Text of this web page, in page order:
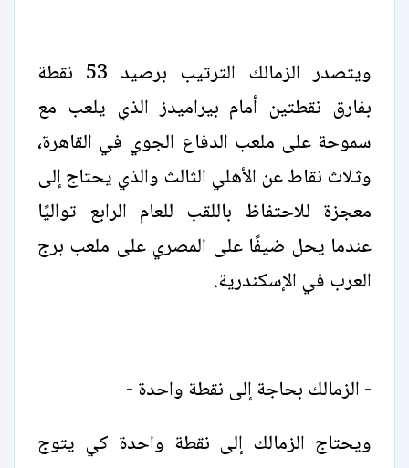
ويتصدر الزمالك الترتيب برصيد 53 نقطة
بفارق نقطتين أمام بيراميدز الذي يلعب مع
سموحة على ملعب الدفاع الجوي في القاهرة،
وثلاث نقاط عن الأهلي الثالث والذي يحتاج إلى
معجزة للاحتفاظ باللقب للعام الرابع تواليًا
عندما يحل ضيفًا على المصري على ملعب برج
العرب في الإسكندرية.
- الزمالك بحاجة إلى نقطة واحدة -
ويحتاج الزمالك إلى نقطة واحدة كي يتوج